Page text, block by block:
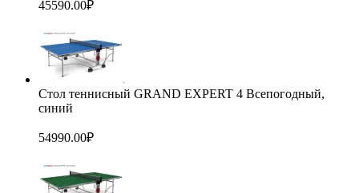
45590.00₽
Стол теннисный GRAND EXPERT 4 Всепогодный,
синий
54990.00₽